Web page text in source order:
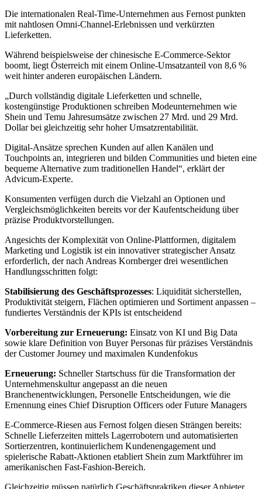
Die internationalen Real-Time-Unternehmen aus Fernost punkten
mit nahtlosen Omni-Channel-Erlebnissen und verkürzten
Lieferketten.
Während beispielsweise der chinesische E-Commerce-Sektor
boomt, liegt Österreich mit einem Online-Umsatzanteil von 8,6 %
weit hinter anderen europäischen Ländern.
„Durch vollständig digitale Lieferketten und schnelle,
kostengünstige Produktionen schreiben Modeunternehmen wie
Shein und Temu Jahresumsätze zwischen 27 Mrd. und 29 Mrd.
Dollar bei gleichzeitig sehr hoher Umsatzrentabilität.
Digital-Ansätze sprechen Kunden auf allen Kanälen und
Touchpoints an, integrieren und bilden Communities und bieten eine
bequeme Alternative zum traditionellen Handel“, erklärt der
Advicum-Experte.
Konsumenten verfügen durch die Vielzahl an Optionen und
Vergleichsmöglichkeiten bereits vor der Kaufentscheidung über
präzise Produktvorstellungen.
Angesichts der Komplexität von Online-Plattformen, digitalem
Marketing und Logistik ist ein innovativer strategischer Ansatz
erforderlich, der nach Andreas Kornberger drei wesentlichen
Handlungsschritten folgt:
Stabilisierung des Geschäftsprozesses: Liquidität sicherstellen,
Produktivität steigern, Flächen optimieren und Sortiment anpassen –
fundiertes Verständnis der KPIs ist entscheidend
Vorbereitung zur Erneuerung: Einsatz von KI und Big Data
sowie klare Definition von Buyer Personas für präzises Verständnis
der Customer Journey und maximalen Kundenfokus
Erneuerung: Schneller Startschuss für die Transformation der
Unternehmenskultur angepasst an die neuen
Branchenentwicklungen, Personelle Entscheidungen, wie die
Ernennung eines Chief Disruption Officers oder Future Managers
E-Commerce-Riesen aus Fernost folgen diesen Strängen bereits:
Schnelle Lieferzeiten mittels Lagerrobotern und automatisierten
Sortierzentren, kontinuierlichem Kundenengagement und
spielerische Rabatt-Aktionen etabliert Shein zum Marktführer im
amerikanischen Fast-Fashion-Bereich.
Gleichzeitig müssen natürlich Geschäftspraktiken dieser Anbieter